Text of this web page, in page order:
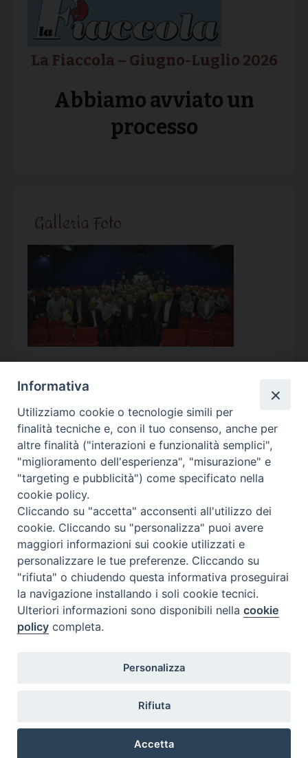
La Fiaccola – Giugno-Luglio 2026
Abbiamo avviato un
processo
Galleria Foto
Calendario Appuntamenti
<< Ago 2026 >>
l m m g v s
d
27
28
3
4 5 6 7 8
9
10
11 12 13 14 15
17
18 19 21
24 25 26 27 28 29 30
31 1
diaconato@seminario.milano.it
Informativa
Utilizziamo cookie o tecnologie simili per
finalità tecniche e, con il tuo consenso, anche per
altre finalità ("interazioni e funzionalità semplici",
"miglioramento dell'esperienza", "misurazione" e
"targeting e pubblicità") come specificato nella
cookie policy.
Cliccando su "accetta" acconsenti all'utilizzo dei
cookie. Cliccando su "personalizza" puoi avere
maggiori informazioni sui cookie utilizzati e
personalizzare le tue preferenze. Cliccando su
"rifiuta" o chiudendo questa informativa proseguirai
la navigazione installando i soli cookie tecnici.
Ulteriori informazioni sono disponibili nellacookie
policy completa.
Personalizza
Rifiuta
Accetta